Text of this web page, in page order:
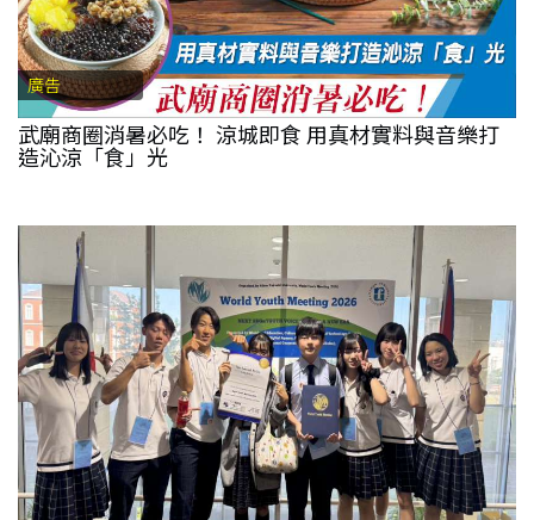
廣告
武廟商圈消暑必吃！ 涼城即食 用真材實料與音樂打
造沁涼「食」光